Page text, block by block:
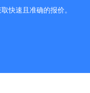
快速且准确的报价。